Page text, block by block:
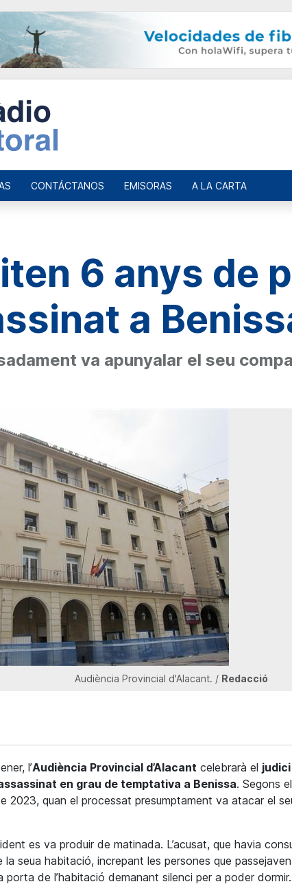
CONTÁCTANOS EMISORAS A LA CARTA
6 anys de
a
va apunyalar el seu
Audiència Provincial d'Alacant. / Redacció
l’Audiència Provincial d’Alacant celebrarà el
en grau de temptativa a Benissa. Segons
2023, quan el processat presumptament va atacar el
es va produir de matinada. L’acusat, que havia
seua habitació, increpant les persones que
porta de l’habitació demanant silenci per a poder dormir.